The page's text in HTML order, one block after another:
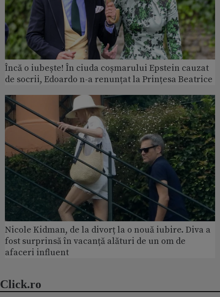
Încă o iubește! În ciuda coșmarului Epstein cauzat
de socrii, Edoardo n-a renunțat la Prințesa Beatrice
Nicole Kidman, de la divorț la o nouă iubire. Diva a
fost surprinsă în vacanță alături de un om de
afaceri influent
Click.ro